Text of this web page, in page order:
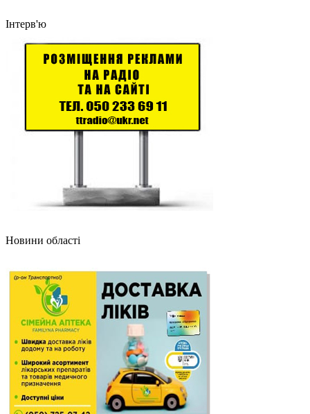
Інтерв'ю
Новини області